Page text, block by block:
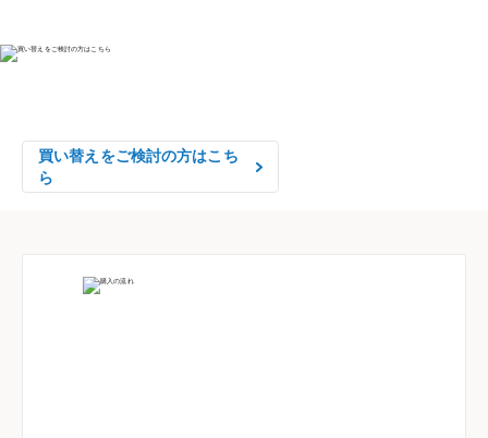
買い替えをご検討の方はこち
ら